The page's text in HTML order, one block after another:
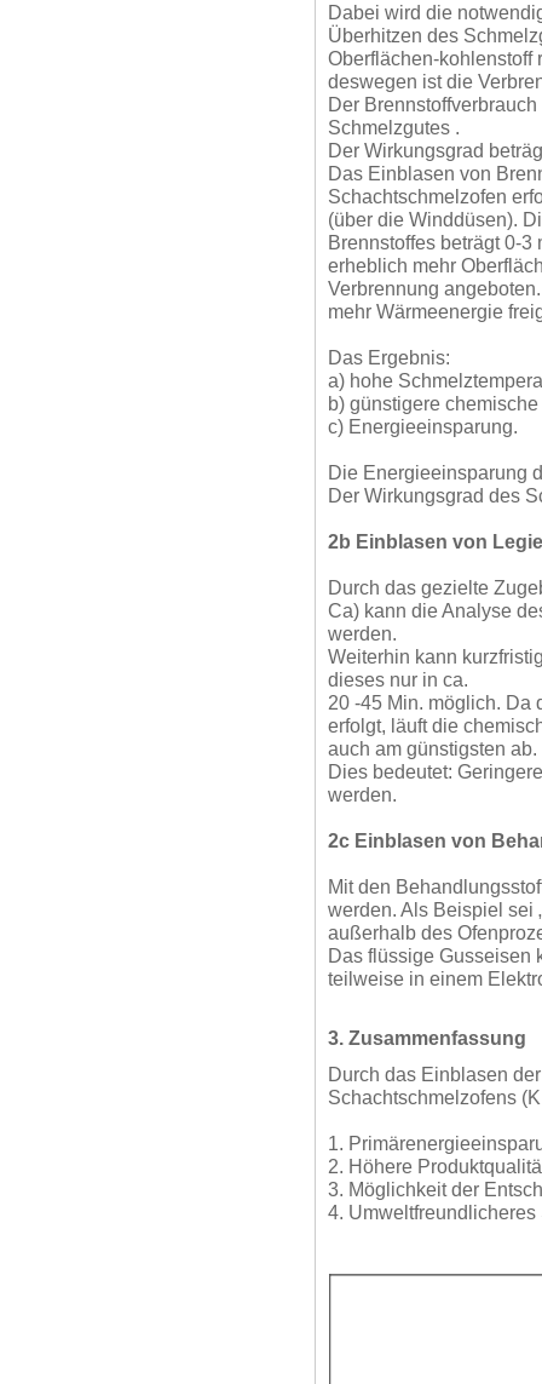
Dabei wird die
Überhitzen des
Oberflächen-kohlenstoff
deswegen ist die
Der
Schmelzgutes .
Der Wirkungsgrad
Das Einblasen von
Schachtschmelzofen
(über die Winddüsen).
Brennstoffes beträgt 0-3
erheblich mehr
Verbrennung
mehr Wärmeenergie
Das Ergebnis:
a) hohe
b) günstigere
c) Energieeinsparung.
Die Energieeinsparung
Der Wirkungsgrad des
2b Einblasen von
Durch das gezielte
Ca) kann die Analyse
werden.
Weiterhin kann
dieses nur in ca.
20 -45 Min. möglich. Da
erfolgt, läuft die
auch am günstigsten ab.
Dies bedeutet:
werden.
2c Einblasen von
Mit den
werden. Als Beispiel sei
außerhalb des
Das flüssige Gusseisen
teilweise in einem
3. Zusammenfassung
Durch das Einblasen
Schachtschmelzofens
1.
2. Höhere
3. Möglichkeit der
4. Umweltfreundlicheres